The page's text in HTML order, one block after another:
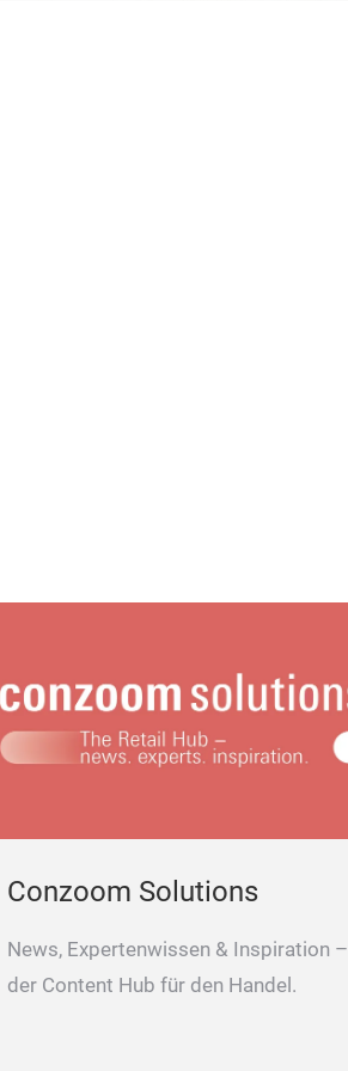
Conzoom Solutions
News, Expertenwissen & Inspiration –
der Content Hub für den Handel.